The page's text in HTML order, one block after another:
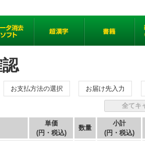
お支払方法の選択 お届け先入力
単価
(円・税込)
数量
小計
(円・税込)